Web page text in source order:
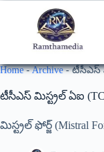
Home-Archive-టీసీఎస్
టీసీఎస్ మిస్ట్రల్ ఏఐ
మిస్ట్రల్ ఫోర్జ్ (Mistral